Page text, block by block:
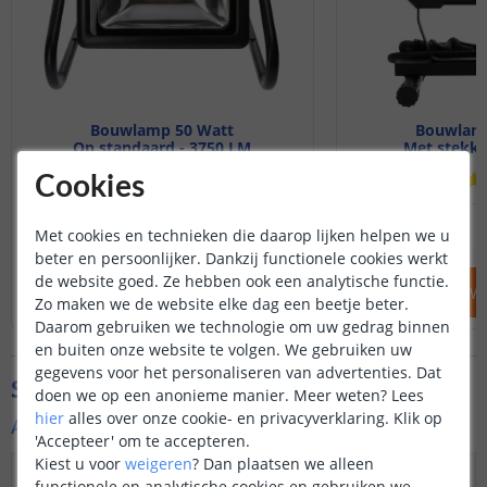
Bouwlamp 50 Watt
Op standaard - 3750 LM
OP VOORRAAD 19,95
IN WINKELWAGEN
Met
OP VOORRAAD
IN
Specificaties
Algemene kenmerken bouwlamp
Type lamp
LED bouwlamp op voet
Cookies
Met cookies en technieken die daarop lijken helpen we u
beter en persoonlijker. Dankzij functionele cookies werkt
de website goed. Ze hebben ook een analytische functie.
Zo maken we de website elke dag een beetje beter.
Daarom gebruiken we technologie om uw gedrag binnen
en buiten onze website te volgen. We gebruiken uw
gegevens voor het personaliseren van advertenties. Dat
doen we op een anonieme manier. Meer weten? Lees
hier alles over onze cookie- en privacyverklaring. Klik op
'Accepteer' om te accepteren.
Kiest u voor weigeren? Dan plaatsen we alleen